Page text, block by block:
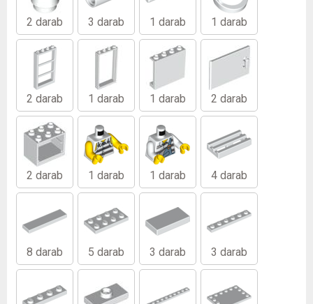
2 darab 3 darab 1 darab 1 darab
2 darab 1 darab 1 darab 2 darab
2 darab 1 darab 1 darab 4 darab
8 darab 5 darab 3 darab 3 darab